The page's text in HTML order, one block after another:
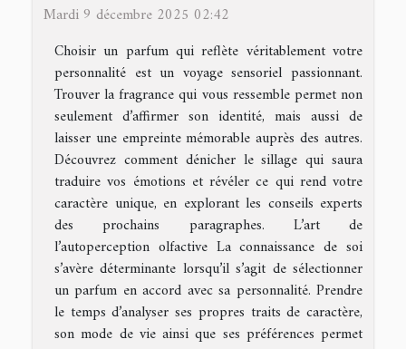
Mardi 9 décembre 2025 02:42
Choisir un parfum qui reflète véritablement votre
personnalité est un voyage sensoriel passionnant.
Trouver la fragrance qui vous ressemble permet non
seulement d’affirmer son identité, mais aussi de
laisser une empreinte mémorable auprès des autres.
Découvrez comment dénicher le sillage qui saura
traduire vos émotions et révéler ce qui rend votre
caractère unique, en explorant les conseils experts
des prochains paragraphes. L’art de
l’autoperception olfactive La connaissance de soi
s’avère déterminante lorsqu’il s’agit de sélectionner
un parfum en accord avec sa personnalité. Prendre
le temps d’analyser ses propres traits de caractère,
son mode de vie ainsi que ses préférences permet